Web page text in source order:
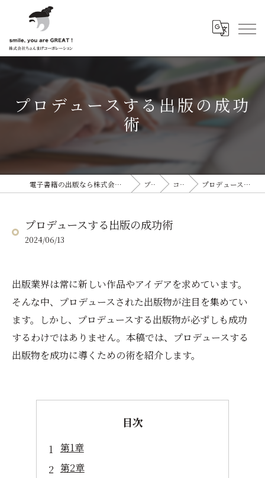
プロデュースする出版の成功
術
電子書籍の出版なら株式会社ちょんまげコーポレーション ブログ コラム プロデュースする出版の成功術
プロデュースする出版の成功術
2024/06/13
出版業界は常に新しい作品やアイデアを求めています。
そんな中、プロデュースされた出版物が注目を集めてい
ます。しかし、プロデュースする出版物が必ずしも成功
するわけではありません。本稿では、プロデュースする
出版物を成功に導くための術を紹介します。
目次
第1章
第2章